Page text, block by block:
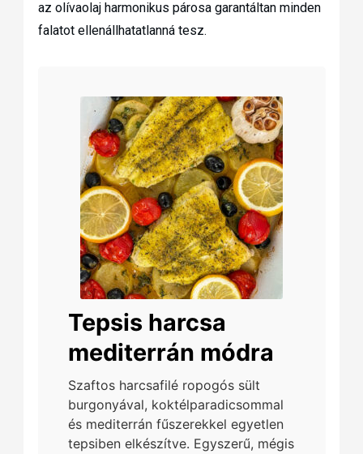
az olívaolaj harmonikus párosa garantáltan minden
falatot ellenállhatatlanná tesz.
Tepsis harcsa
mediterrán módra
Szaftos harcsafilé ropogós sült
burgonyával, koktélparadicsommal
és mediterrán fűszerekkel egyetlen
tepsiben elkészítve. Egyszerű, mégis